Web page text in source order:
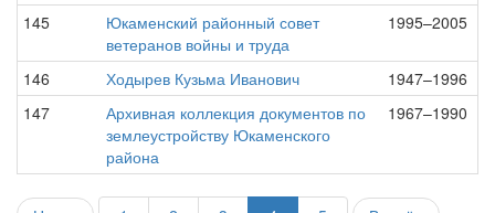
145
Юкаменский районный совет
ветеранов войны и труда
1995–2005
146 Ходырев Кузьма Иванович
1947–1996
147
Архивная коллекция документов по
землеустройству Юкаменского
района
1967–1990